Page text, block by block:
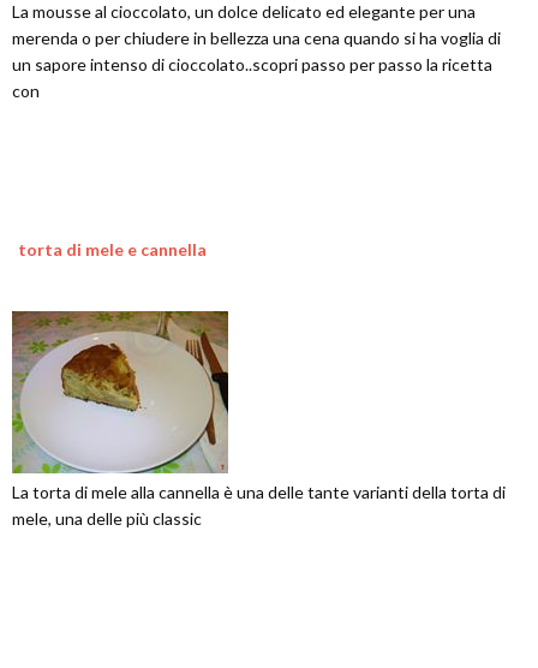
La mousse al cioccolato, un dolce delicato ed elegante per una
merenda o per chiudere in bellezza una cena quando si ha voglia di
un sapore intenso di cioccolato..scopri passo per passo la ricetta
con
torta di mele e cannella
La torta di mele alla cannella è una delle tante varianti della torta di
mele, una delle più classic